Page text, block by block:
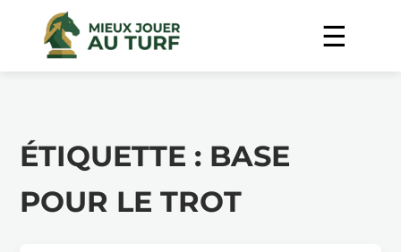
ÉTIQUETTE : BASE
POUR LE TROT